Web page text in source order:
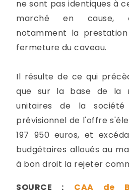
ne sont pas identiques à
marché en cause,
notamment la
fermeture du caveau.
Il résulte de ce qui
que sur la base de la
unitaires de la
prévisionnel de l'offre
197 950 euros, et
budgétaires alloués au
à bon droit la rejeter
SOURCE :
CAA de